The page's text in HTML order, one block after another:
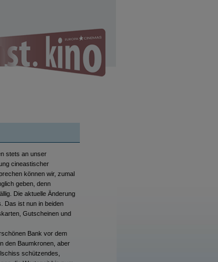
stets an unser
cineastischer
können wir, zumal
geben, denn
Die aktuelle Änderung
Das ist nun in beiden
Gutscheinen und
Bank vor dem
den Baumkronen, aber
schützendes,